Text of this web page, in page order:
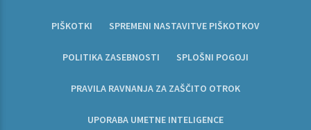
PIŠKOTKI SPREMENI NASTAVITVE PIŠKOTKOV
POLITIKA ZASEBNOSTI SPLOŠNI POGOJI
PRAVILA RAVNANJA ZA ZAŠČITO OTROK
UPORABA UMETNE INTELIGENCE